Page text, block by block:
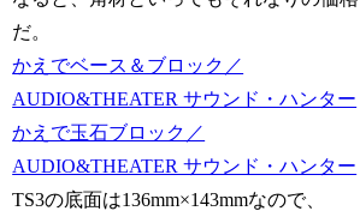
だ。
かえでベース＆ブロック／
AUDIO&THEATER サウンド・ハンター
かえで玉石ブロック／
AUDIO&THEATER サウンド・ハンター
TS3の底面は136mm×143mmなので、